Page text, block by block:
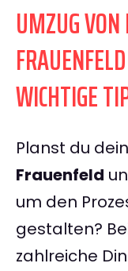
UMZUG
WICHTIGE
Planst du
Frauenfeld
um den
gestalten?
zahlreiche